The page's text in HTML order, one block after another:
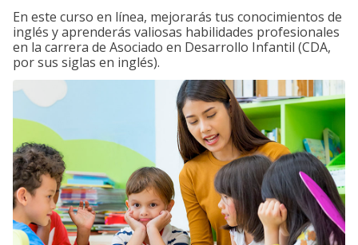
En este curso en línea, mejorarás tus conocimientos de
inglés y aprenderás valiosas habilidades profesionales
en la carrera de Asociado en Desarrollo Infantil (CDA,
por sus siglas en inglés).